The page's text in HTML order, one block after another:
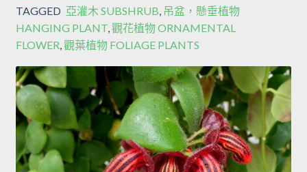
TAGGED 亞灌木 SUBSHRUB, 吊盆，懸垂植物
HANGING PLANT,觀花植物 ORNAMENTAL
FLOWER,觀葉植物 FOLIAGE PLANTS